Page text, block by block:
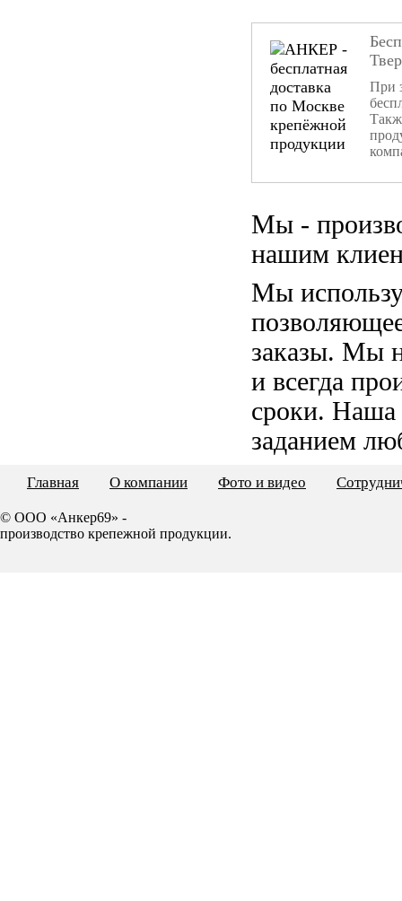
При
Мы -
нашим
Мы
заказы. Мы
и всегда
сроки. Наша
заданием
Главная О компании Фото и видео
© ООО «Анкер69» -
производство крепежной продукции.